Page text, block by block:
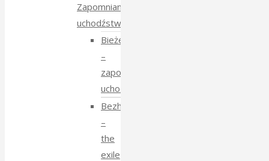
Zapomniane
uchodźstwo
Bieżeństwo
–
zapomniane
uchodźstwo
Bezhenstvo
–
the
exile